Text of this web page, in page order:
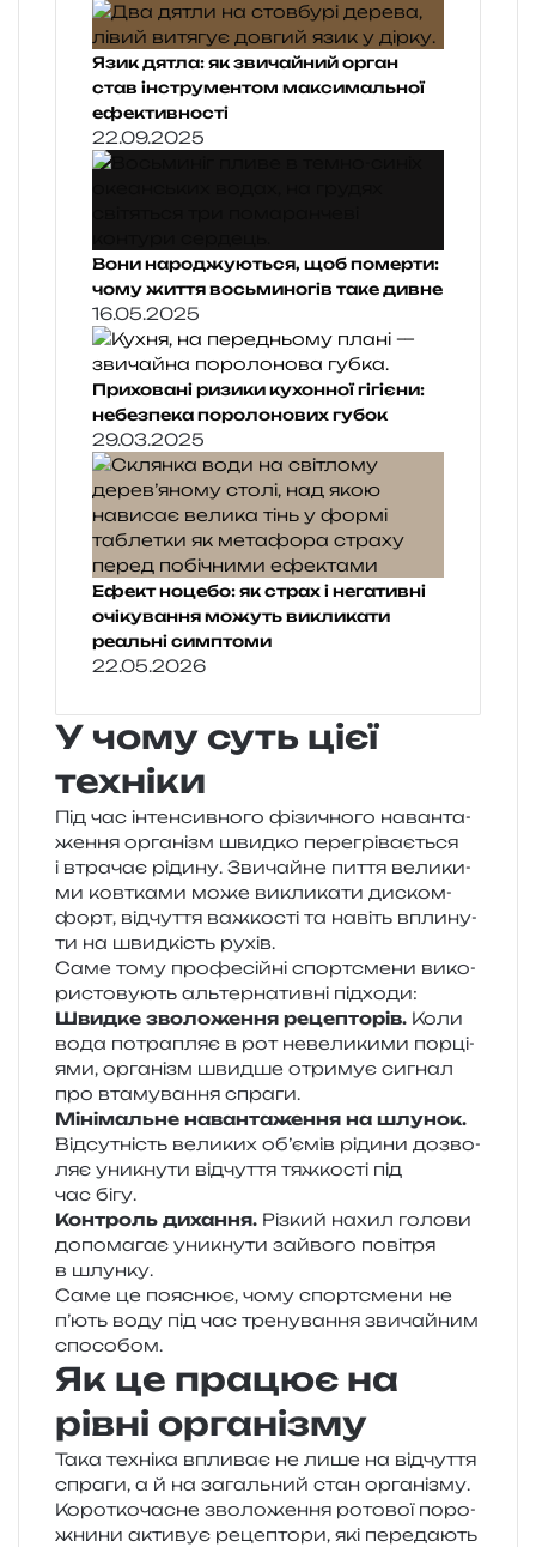
Язик дятла: як звичайний орган
став інструментом максимальної
ефективності
22.09.2025
Вони народжуються, щоб померти:
чому життя восьминогів таке дивне
16.05.2025
Приховані ризики кухонної гігієни:
небезпека поролонових губок
29.03.2025
Ефект ноцебо: як страх і негативні
очікування можуть викликати
реальні симптоми
22.05.2026
У чому суть цієї
техніки
Під час інтен­сив­но­го фізи­чно­го наван­та­
же­н­ня орга­нізм швид­ко пере­грі­ва­є­ться
і втра­чає ріди­ну. Звичайне пиття вели­ки­
ми ков­тка­ми може викли­ка­ти дис­ком­
форт, від­чу­т­тя важ­ко­сті та навіть впли­ну­
ти на швид­кість рухів.
Саме тому про­фе­сій­ні спортс­ме­ни вико­
ри­сто­ву­ють аль­тер­на­тив­ні підходи:
Швидке зво­ло­же­н­ня реце­пто­рів. Коли
вода потра­пляє в рот неве­ли­ки­ми пор­ці­
я­ми, орга­нізм швид­ше отри­мує сигнал
про вта­му­ва­н­ня спраги.
Мінімальне наван­та­же­н­ня на шлу­нок.
Відсутність вели­ких об’ємів ріди­ни дозво­
ляє уни­кну­ти від­чу­т­тя тяж­ко­сті під
час бігу.
Контроль диха­н­ня. Різкий нахил голо­ви
допо­ма­гає уни­кну­ти зай­во­го пові­тря
в шлунку.
Саме це пояснює, чому спортс­ме­ни не
п’ють воду під час тре­ну­ва­н­ня зви­чай­ним
способом.
Як це працює на
рівні організму
Така техні­ка впли­ває не лише на від­чу­т­тя
спра­ги, а й на загаль­ний стан орга­ні­зму.
Короткочасне зво­ло­же­н­ня рото­вої поро­
жни­ни акти­вує реце­пто­ри, які пере­да­ють